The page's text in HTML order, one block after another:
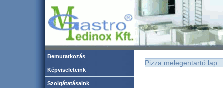
Bemutatkozás
Képviseleteink
Szolgátatásaink
Pizza melegentartó lap